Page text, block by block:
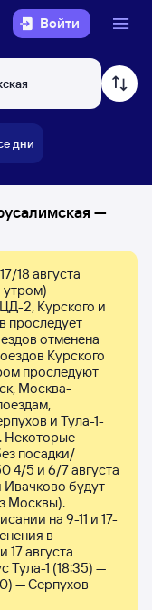
Войти
дни
—
18 августа
утром)
2, Курского и
проследует
отменена
Курского
проследуют
Москва-
и Тула-1-
Некоторые
посадки/
4/5 и 6/7 августа
Ивачково будут
Москвы).
на 9-11 и 17-
в
17 августа
Тула-1 (18:35) —
— Серпухов